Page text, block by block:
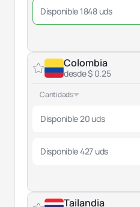
Disponible 1848 uds
Colombia
desde $ 0.25
Cantidads
Disponible 20 uds
Disponible 427 uds
Tailandia